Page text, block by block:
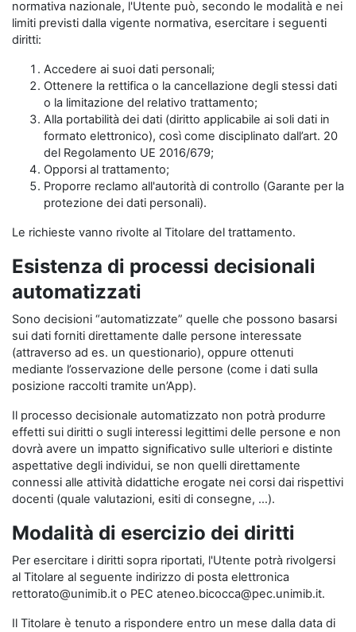
normativa nazionale, l'Utente può, secondo le modalità e nei
limiti previsti dalla vigente normativa, esercitare i seguenti
diritti:
Accedere ai suoi dati personali;
Ottenere la rettifica o la cancellazione degli stessi dati
o la limitazione del relativo trattamento;
Alla portabilità dei dati (diritto applicabile ai soli dati in
formato elettronico), così come disciplinato dall’art. 20
del Regolamento UE 2016/679;
Opporsi al trattamento;
Proporre reclamo all'autorità di controllo (Garante per la
protezione dei dati personali).
Le richieste vanno rivolte al Titolare del trattamento.
Esistenza di processi decisionali
automatizzati
Sono decisioni “automatizzate” quelle che possono basarsi
sui dati forniti direttamente dalle persone interessate
(attraverso ad es. un questionario), oppure ottenuti
mediante l’osservazione delle persone (come i dati sulla
posizione raccolti tramite un’App).
Il processo decisionale automatizzato non potrà produrre
effetti sui diritti o sugli interessi legittimi delle persone e non
dovrà avere un impatto significativo sulle ulteriori e distinte
aspettative degli individui, se non quelli direttamente
connessi alle attività didattiche erogate nei corsi dai rispettivi
docenti (quale valutazioni, esiti di consegne, …).
Modalità di esercizio dei diritti
Per esercitare i diritti sopra riportati, l'Utente potrà rivolgersi
al Titolare al seguente indirizzo di posta elettronica
rettorato@unimib.it o PEC ateneo.bicocca@pec.unimib.it.
Il Titolare è tenuto a rispondere entro un mese dalla data di